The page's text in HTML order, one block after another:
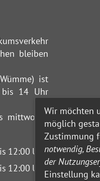
bleiben
ist
bis 14 Uhr
mittwochs
12:00 Uhr
12:00 Uhr
Wir möchten
möglich
Zustimmung
notwendig,
der
Einstellung